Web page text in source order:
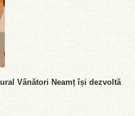
Vânători Neamț își dezvoltă